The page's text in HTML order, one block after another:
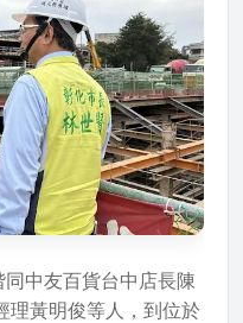
中友百貨台中店長陳
理黃明俊等人，到位於